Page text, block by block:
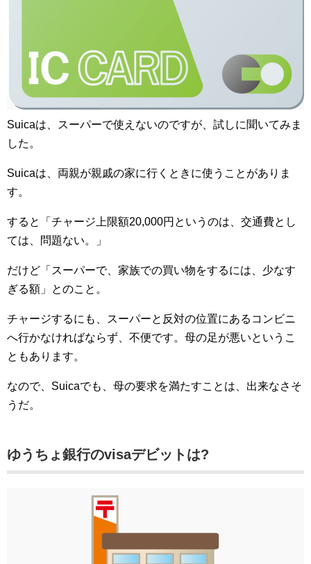
Suicaは、スーパーで使えないのですが、試しに聞いてみま
した。
Suicaは、両親が親戚の家に行くときに使うことがありま
す。
すると「チャージ上限額20,000円というのは、交通費とし
ては、問題ない。」
だけど「スーパーで、家族での買い物をするには、少なす
ぎる額」とのこと。
チャージするにも、スーパーと反対の位置にあるコンビニ
へ行かなければならず、不便です。母の足が悪いというこ
ともあります。
なので、Suicaでも、母の要求を満たすことは、出来なさそ
うだ。
ゆうちょ銀行のvisaデビットは?